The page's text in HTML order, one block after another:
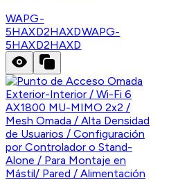
WAPG-
5HAXD2HAXDWAPG-
5HAXD2HAXD